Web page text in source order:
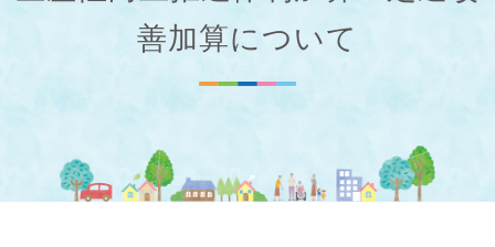
善加算について